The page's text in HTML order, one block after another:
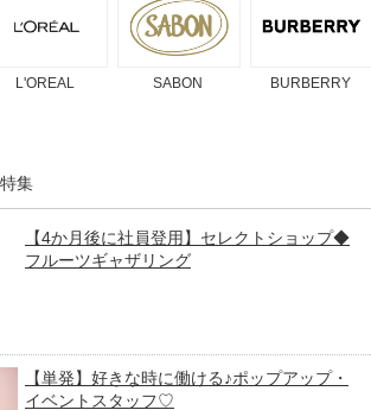
L'OREAL SABON BURBERRY
集
【4か月後に社員登用】セレクトショップ◆
フルーツギャザリング
【単発】好きな時に働ける♪ポップアップ・
イベントスタッフ♡